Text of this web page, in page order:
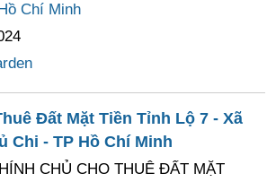
Chí Minh
Đất Mặt Tiền Tỉnh Lộ 7 - Xã
Chi - TP Hồ Chí Minh
CHỦ CHO THUÊ ĐẤT MẶT